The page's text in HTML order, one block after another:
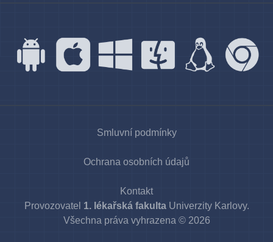
Provozovatel 1. lékařská fakultaUniverzity Karlovy.
Všechna práva vyhrazena © 2026
Smluvní podmínky
Ochrana osobních údajů
Kontakt